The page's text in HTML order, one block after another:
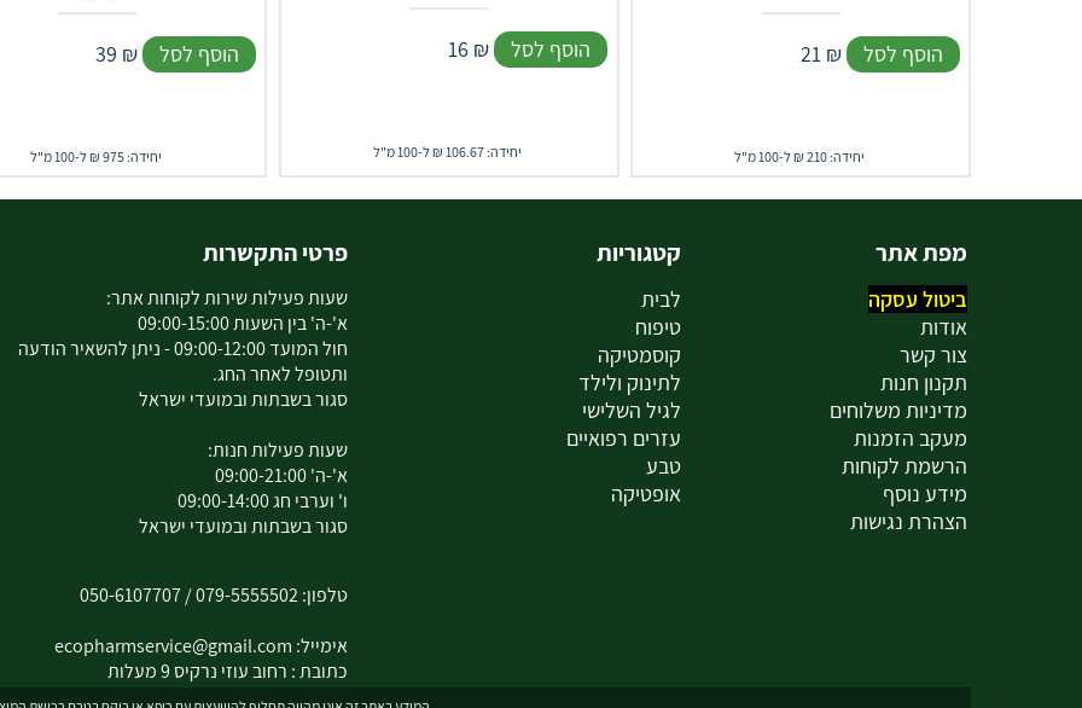
21 ₪ הוסף לסל
יחידה: 210 ₪ ל-100 מ"ל
16 ₪ הוסף לסל
יחידה: 106.67 ₪ ל-100 מ"ל
39 ₪ הוסף לסל
יחידה: 975 ₪ ל-100 מ"ל
מפת אתר
ביטול עסקה
אודות
צור קשר
תקנון חנות
מדיניות משלוחים
מעקב הזמנות
הרשמת לקוחות
מידע נוסף
הצהרת נגישות
קטגוריות
לבית
טיפוח
קוסמטיקה
לתינוק ולילד
לגיל השלישי
עזרים רפואיים
טבע
אופטיקה
פרטי התקשרות
שעות פעילות שירות לקוחות אתר:
א'-ה' בין השעות 09:00-15:00
חול המועד 09:00-12:00 - ניתן להשאיר הודעה
ותטופל לאחר החג.
סגור בשבתות ובמועדי ישראל
שעות פעילות חנות:
א'-ה' 09:00-21:00
ו' וערבי חג 09:00-14:00
סגור בשבתות ובמועדי ישראל
טלפון:079-5555502
/
050-6107707
אימייל: ecopharmservice@gmail.com
כתובת : רחוב עוזי נרקיס 9 מעלות